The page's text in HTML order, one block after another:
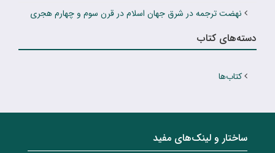
نهضت ترجمه در شرق جهان اسلام در قرن سوم و چهارم هجری
دسته‌های کتاب
کتاب‌ها
ساختار‌‌ و‌‌ لینک‌های مفید